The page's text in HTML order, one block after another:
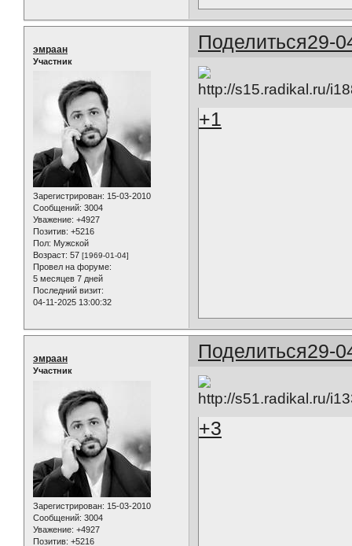
Поделиться29-
эмраан
Участник
Зарегистрирован: 15-03-2010
Сообщений: 3004
Уважение: +4927
Позитив: +5216
Пол: Мужской
Возраст: 57 [1969-01-04]
Провел на форуме:
5 месяцев 7 дней
Последний визит:
04-11-2025 13:00:32
+1
Поделиться29-
эмраан
Участник
Зарегистрирован: 15-03-2010
Сообщений: 3004
Уважение: +4927
Позитив: +5216
+3